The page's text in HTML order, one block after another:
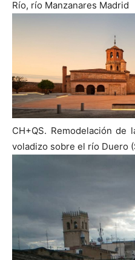
Río, río Manzanares Madrid
CH+QS. Remodelación de
voladizo sobre el río Duero